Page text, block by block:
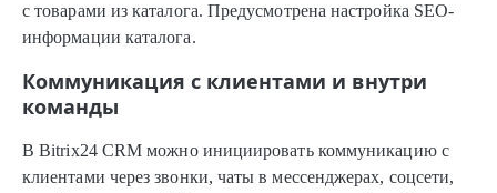
с товарами из каталога. Предусмотрена настройка SEO-
информации каталога.
Коммуникация с клиентами и внутри
команды
В Bitrix24 CRM можно инициировать коммуникацию с
клиентами через звонки, чаты в мессенджерах, соцсети,